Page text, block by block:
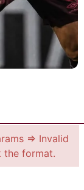
=> Invalid
the format.